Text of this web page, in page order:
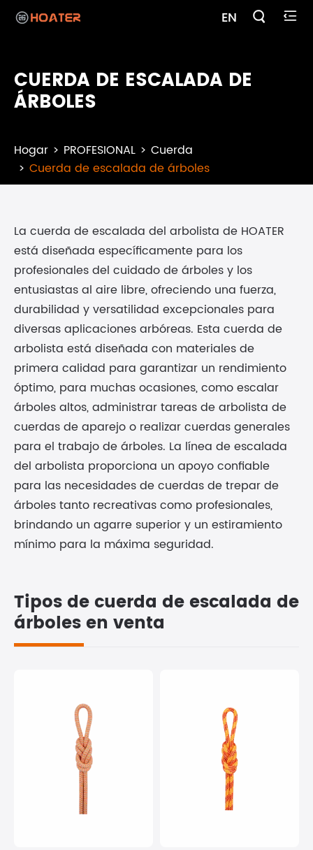
EN  
CUERDA DE ESCALADA DE
ÁRBOLES
Hogar PROFESIONAL
Cuerda
Cuerda de escalada de árboles
La cuerda de escalada del arbolista de HOATER
está diseñada específicamente para los
profesionales del cuidado de árboles y los
entusiastas al aire libre, ofreciendo una fuerza,
durabilidad y versatilidad excepcionales para
diversas aplicaciones arbóreas. Esta cuerda de
arbolista está diseñada con materiales de
primera calidad para garantizar un rendimiento
óptimo, para muchas ocasiones, como escalar
árboles altos, administrar tareas de arbolista de
cuerdas de aparejo o realizar cuerdas generales
para el trabajo de árboles. La línea de escalada
del arbolista proporciona un apoyo confiable
para las necesidades de cuerdas de trepar de
árboles tanto recreativas como profesionales,
brindando un agarre superior y un estiramiento
mínimo para la máxima seguridad.
Tipos de cuerda de escalada de
árboles en venta